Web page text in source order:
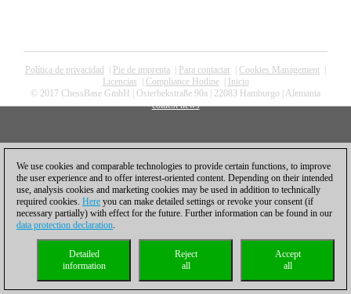
Política de privacidad Pie de imprenta Para contactar Cookies Management
Licencias
Compliance Hotline|
Inicio
© 2017 ChessBase GmbH | Osterbekstraße 90a | 22083 Hamburgo | Alemania
coldest news
We use cookies and comparable technologies to provide certain functions, to improve
the user experience and to offer interest-oriented content. Depending on their intended
use, analysis cookies and marketing cookies may be used in addition to technically
required cookies. Here you can make detailed settings or revoke your consent (if
necessary partially) with effect for the future. Further information can be found in our
data protection declaration.
Accept
all
Reject
all
Detailed
information